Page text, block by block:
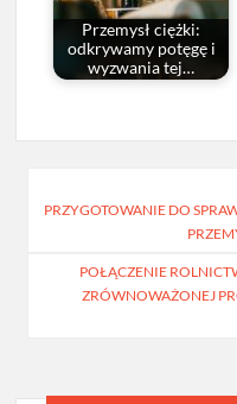
Przemysł ciężki:
odkrywamy potęgę i
wyzwania tej…
wpisu
PRZYGOTOWANIE DO
POŁĄCZENIE
ZRÓWNOWAŻONEJ